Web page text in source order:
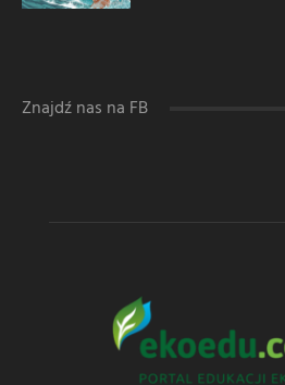
Znajdź nas na FB